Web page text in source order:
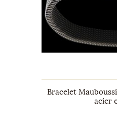
Bracelet
acier